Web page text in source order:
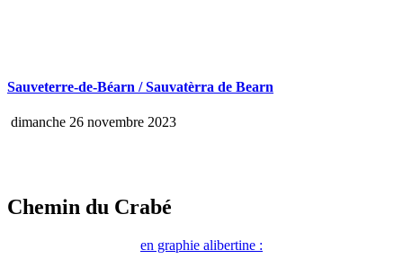
Sauveterre-de-Béarn / Sauvatèrra de Bearn
dimanche 26 novembre 2023
Chemin du Crabé
en graphie alibertine :